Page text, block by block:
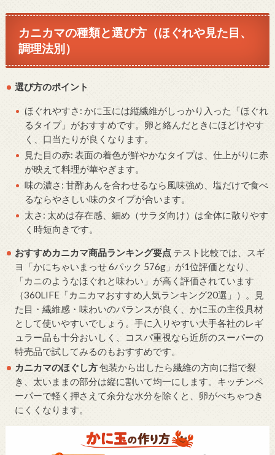
カニカマの種類と選び方（ほぐれや見た目、
調理法別）
選び方のポイント
ほぐれやすさ: かに玉には縦繊維がしっかり入った「ほぐれ
るタイプ」がおすすめです。卵と絡んだときにほどけやす
く、口当たりが良くなります。
見た目の赤: 表面の着色が鮮やかなタイプは、仕上がりに赤
が映えて料理が華やぎます。
味の濃さ: 甘酢あんを合わせるなら風味強め、塩だけで食べ
るならやさしい味のタイプが合います。
太さ: 太めは存在感、細め（サラダ向け）は全体に散りやす
く時短向きです。
おすすめカニカマ商品ランキング要点 テスト比較では、スギ
ヨ「かにちゃいまっせ 6パック 576g」が1位評価となり、
「カニのようなほぐれと味わい」が高く評価されています
（360LIFE「カニカマおすすめ人気ランキング20選」）。見
た目・繊維感・味わいのバランスが良く、かに玉の主役具材
として使いやすいでしょう。手に入りやすい大手各社のレギ
ュラー品も十分おいしく、コスパ重視なら近所のスーパーの
特売品で試してみるのもおすすめです。
カニカマのほぐし方包装から出したら繊維の方向に指で裂
き、太いままの部分は縦に割いて均一にします。キッチンペ
ーパーで軽く押さえて余分な水分を除くと、卵がべちゃつき
にくくなります。